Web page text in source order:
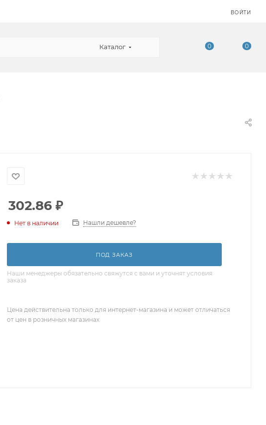
ВОЙТИ
Каталог 0 0
302.86 ₽
Нет в наличии Нашли дешевле?
ПОД ЗАКАЗ
Наши менеджеры обязательно свяжутся с вами и уточнят условия
заказа
Цена действительна только для интернет-магазина и может отличаться
от цен в розничных магазинах